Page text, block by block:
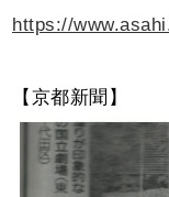
https://
【京都新聞】